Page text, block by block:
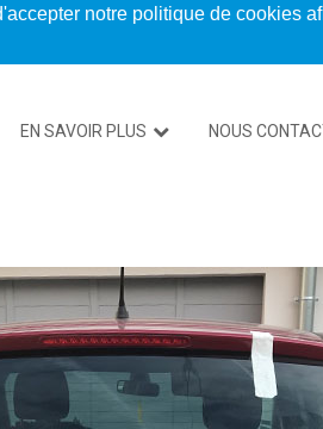
notre politique de cookies
EN SAVOIR PLUS
SPEED’GLASS VENISSIEUX
SPEED’GLASS VILLEURBANNE
NOUS